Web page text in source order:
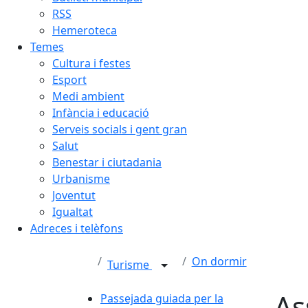
RSS
Hemeroteca
Temes
Cultura i festes
Esport
Medi ambient
Infància i educació
Serveis socials i gent gran
Salut
Benestar i ciutadania
Urbanisme
Joventut
Igualtat
Adreces i telèfons
Turisme On dormir
Passejada guiada per la